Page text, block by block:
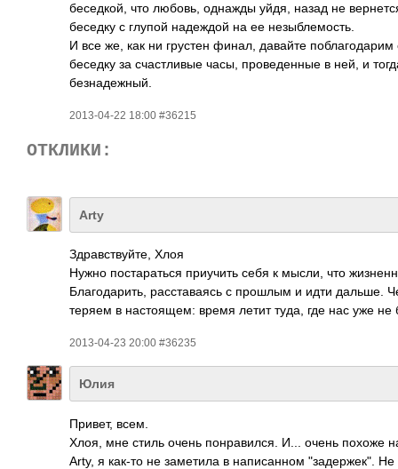
беседкой, что любовь, однажды уйдя, назад не
беседку с глупой надеждой на ее незыблемость.
И все же, как ни грустен финал, давайте
беседку за счастливые часы, проведенные в ней, и
безнадежный.
2013-04-22 18:00 #36215
ОТКЛИКИ:
Arty
Здравствуйте, Хлоя
Нужно постараться приучить себя к мысли, что
Благодарить, расставаясь с прошлым и идти дальше.
теряем в настоящем: время летит туда, где нас уже не
2013-04-23 20:00 #36235
Юлия
Привет, всем.
Хлоя, мне стиль очень понравился. И... очень похоже
Arty, я как-то не заметила в написанном "задержек".